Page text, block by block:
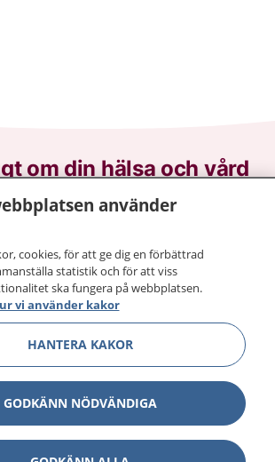
om din hälsa och vård
råd om hälsa och information om
mottagningar du kan kontakta.
läsa din journal och göra dina
telefonnummer 1177 för
dygnet runt.
när du vill må bättre.
Visa
använder
cookies, för att ge dig en förbättrad
statistik och för att viss
ska fungera på webbplatsen.
vi använder kakor
HANTERA KAKOR
GODKÄNN NÖDVÄNDIGA